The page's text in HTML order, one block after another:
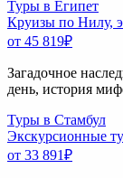
Туры в Египет
Круизы по Нилу,
от 45 819₽
Загадочное
день, история
Туры в Стамбул
Экскурсионные
от 33 891₽